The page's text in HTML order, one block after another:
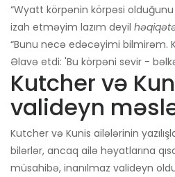
“Wyatt körpənin körpəsi
izah etməyim lazım deyil
“Bunu necə edəcəyimi bilmirəm.
Əlavə etdi: 'Bu körpəni sevir -
Kutcher və
valideyn
Kutcher və Kunis ailələrinin
bilərlər, ancaq ailə həyatlarına
müsahibə, inanılmaz valideyn